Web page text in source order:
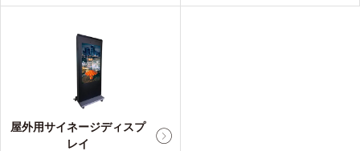
屋外用サイネージディスプ
レイ